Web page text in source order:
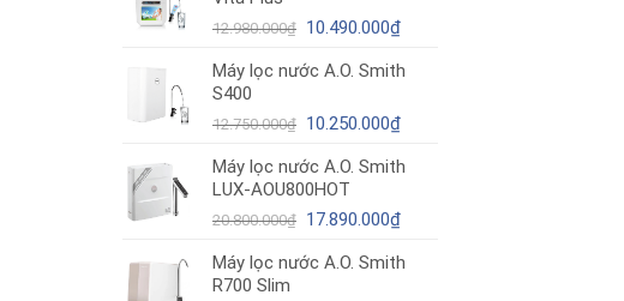
15.700.000₫.
12.980.000₫ Giá
là:
10.490.000₫Giá
tại
10.490.000₫.
Máy lọc nước A.O. Smith
S400
12.750.000₫ Giá
là:
12.750.000₫.
10.250.000₫Giá
tại
10.250.000₫.
Máy lọc nước A.O. Smith
LUX-AOU800HOT
20.800.000₫ Giá
là:
17.890.000₫Giá
tại
Máy lọc nước A.O. Smith
R700 Slim